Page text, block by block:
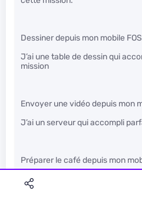
Dessiner depuis mon mobile
J’ai une table de dessin qui
mission
Envoyer une vidéo depuis mon
J’ai un serveur qui accompli
Préparer le café depuis mon
J’ai de la domotique qui
mission.